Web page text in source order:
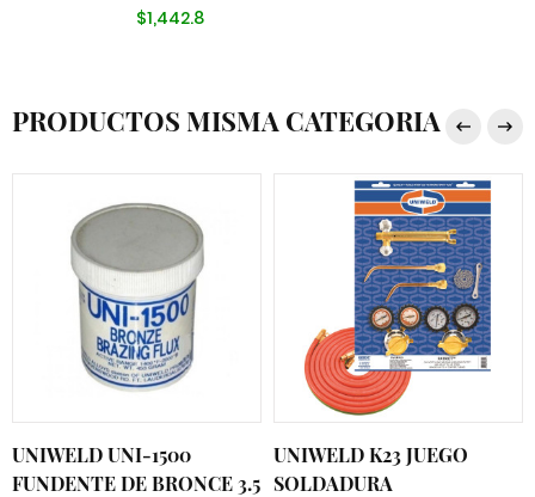
$1,442.8
PRODUCTOS MISMA CATEGORIA
UNIWELD UNI-1500
FUNDENTE DE BRONCE 3.5
UNIWELD K23 JUEGO
SOLDADURA